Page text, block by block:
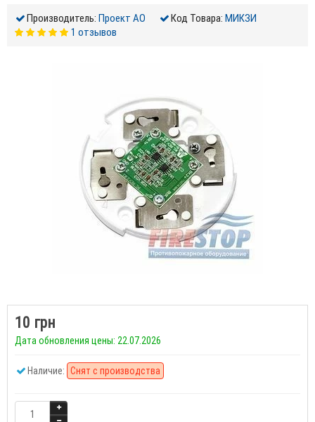
Производитель: Проект АО Код Товара: МИКЗИ
1 отзывов
10 грн
Дата обновления цены: 22.07.2026
Наличие: Снят с производства